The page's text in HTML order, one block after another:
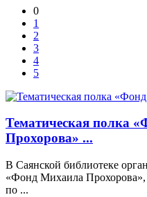
0
1
2
3
4
5
Тематическая полка
Прохорова» ...
В Саянской библиотеке
«Фонд Михаила Прохорова»,
по ...